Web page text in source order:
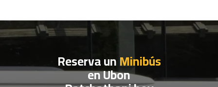
Reserva unMinibús
en Ubon